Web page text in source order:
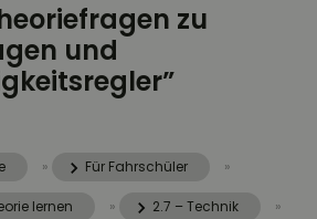
zu
und
» Für Fahrschüler »
lernen » 2.7 – Technik »